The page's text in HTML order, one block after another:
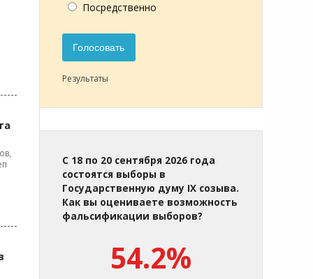
Посредственно
Голосовать
Результаты
С 18 по 20 сентября 2026 года
состоятся выборы в
Государственную думу IX созыва.
Как вы оцениваете возможность
фальсификации выборов?
54.2%